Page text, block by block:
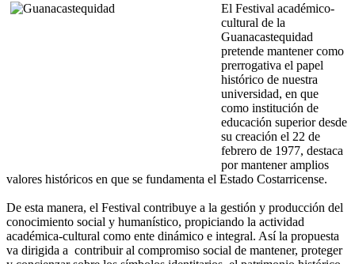
El Festival académico-
cultural de la
Guanacastequidad
pretende mantener como
prerrogativa el papel
histórico de nuestra
universidad, en que
como institución de
educación superior desde
su creación el 22 de
febrero de 1977, destaca
por mantener amplios
valores históricos en que se fundamenta el Estado Costarricense.
De esta manera, el Festival contribuye a la gestión y producción del
conocimiento social y humanístico, propiciando la actividad
académica-cultural como ente dinámico e integral. Así la propuesta
va dirigida a contribuir al compromiso social de mantener, proteger